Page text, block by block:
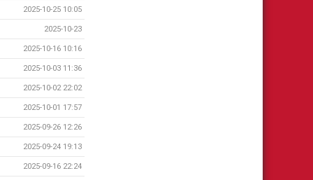
2025-10-25 10:05
2025-10-23
2025-10-16 10:16
2025-10-03 11:36
2025-10-02 22:02
2025-10-01 17:57
2025-09-26 12:26
2025-09-24 19:13
2025-09-16 22:24